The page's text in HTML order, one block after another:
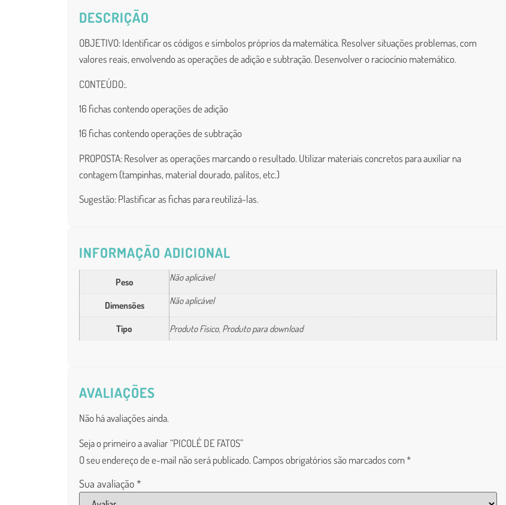
DESCRIÇÃO
OBJETIVO: Identificar os códigos e símbolos próprios da matemática. Resolver situações problemas, com
valores reais, envolvendo as operações de adição e subtração. Desenvolver o raciocínio matemático.
CONTEÚDO:.
16 fichas contendo operações de adição
16 fichas contendo operações de subtração
PROPOSTA: Resolver as operações marcando o resultado. Utilizar materiais concretos para auxiliar na
contagem (tampinhas, material dourado, palitos, etc.)
Sugestão: Plastificar as fichas para reutilizá-las.
INFORMAÇÃO ADICIONAL
Peso Não aplicável
Dimensões Não aplicável
Tipo Produto Físico, Produto para download
AVALIAÇÕES
Não há avaliações ainda.
Seja o primeiro a avaliar “PICOLÉ DE FATOS”
O seu endereço de e-mail não será publicado. Campos obrigatórios são marcados com*
Sua avaliação*